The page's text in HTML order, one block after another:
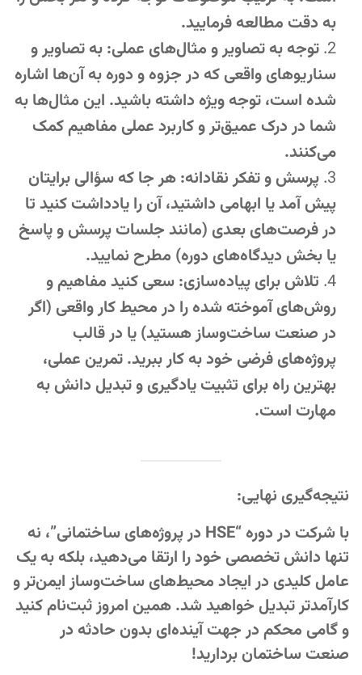
به دقت مطالعه فرمایید.
توجه به تصاویر و مثال‌های عملی: به تصاویر و
سناریوهای واقعی که در جزوه و دوره به آن‌ها اشاره
شده است، توجه ویژه داشته باشید. این مثال‌ها به
شما در درک عمیق‌تر و کاربرد عملی مفاهیم کمک
می‌کنند.
پرسش و تفکر نقادانه: هر جا که سؤالی برایتان
پیش آمد یا ابهامی داشتید، آن را یادداشت کنید تا
در فرصت‌های بعدی (مانند جلسات پرسش و پاسخ
یا بخش دیدگاه‌های دوره) مطرح نمایید.
تلاش برای پیاده‌سازی: سعی کنید مفاهیم و
روش‌های آموخته شده را در محیط کار واقعی (اگر
در صنعت ساخت‌وساز هستید) یا در قالب
پروژه‌های فرضی خود به کار ببرید. تمرین عملی،
بهترین راه برای تثبیت یادگیری و تبدیل دانش به
مهارت است.
نتیجه‌گیری نهایی:
با شرکت در دوره “HSE در پروژه‌های ساختمانی”، نه
تنها دانش تخصصی خود را ارتقا می‌دهید، بلکه به یک
عامل کلیدی در ایجاد محیط‌های ساخت‌وساز ایمن‌تر و
کارآمدتر تبدیل خواهید شد. همین امروز ثبت‌نام کنید
و گامی محکم در جهت آینده‌ای بدون حادثه در
صنعت ساختمان بردارید!